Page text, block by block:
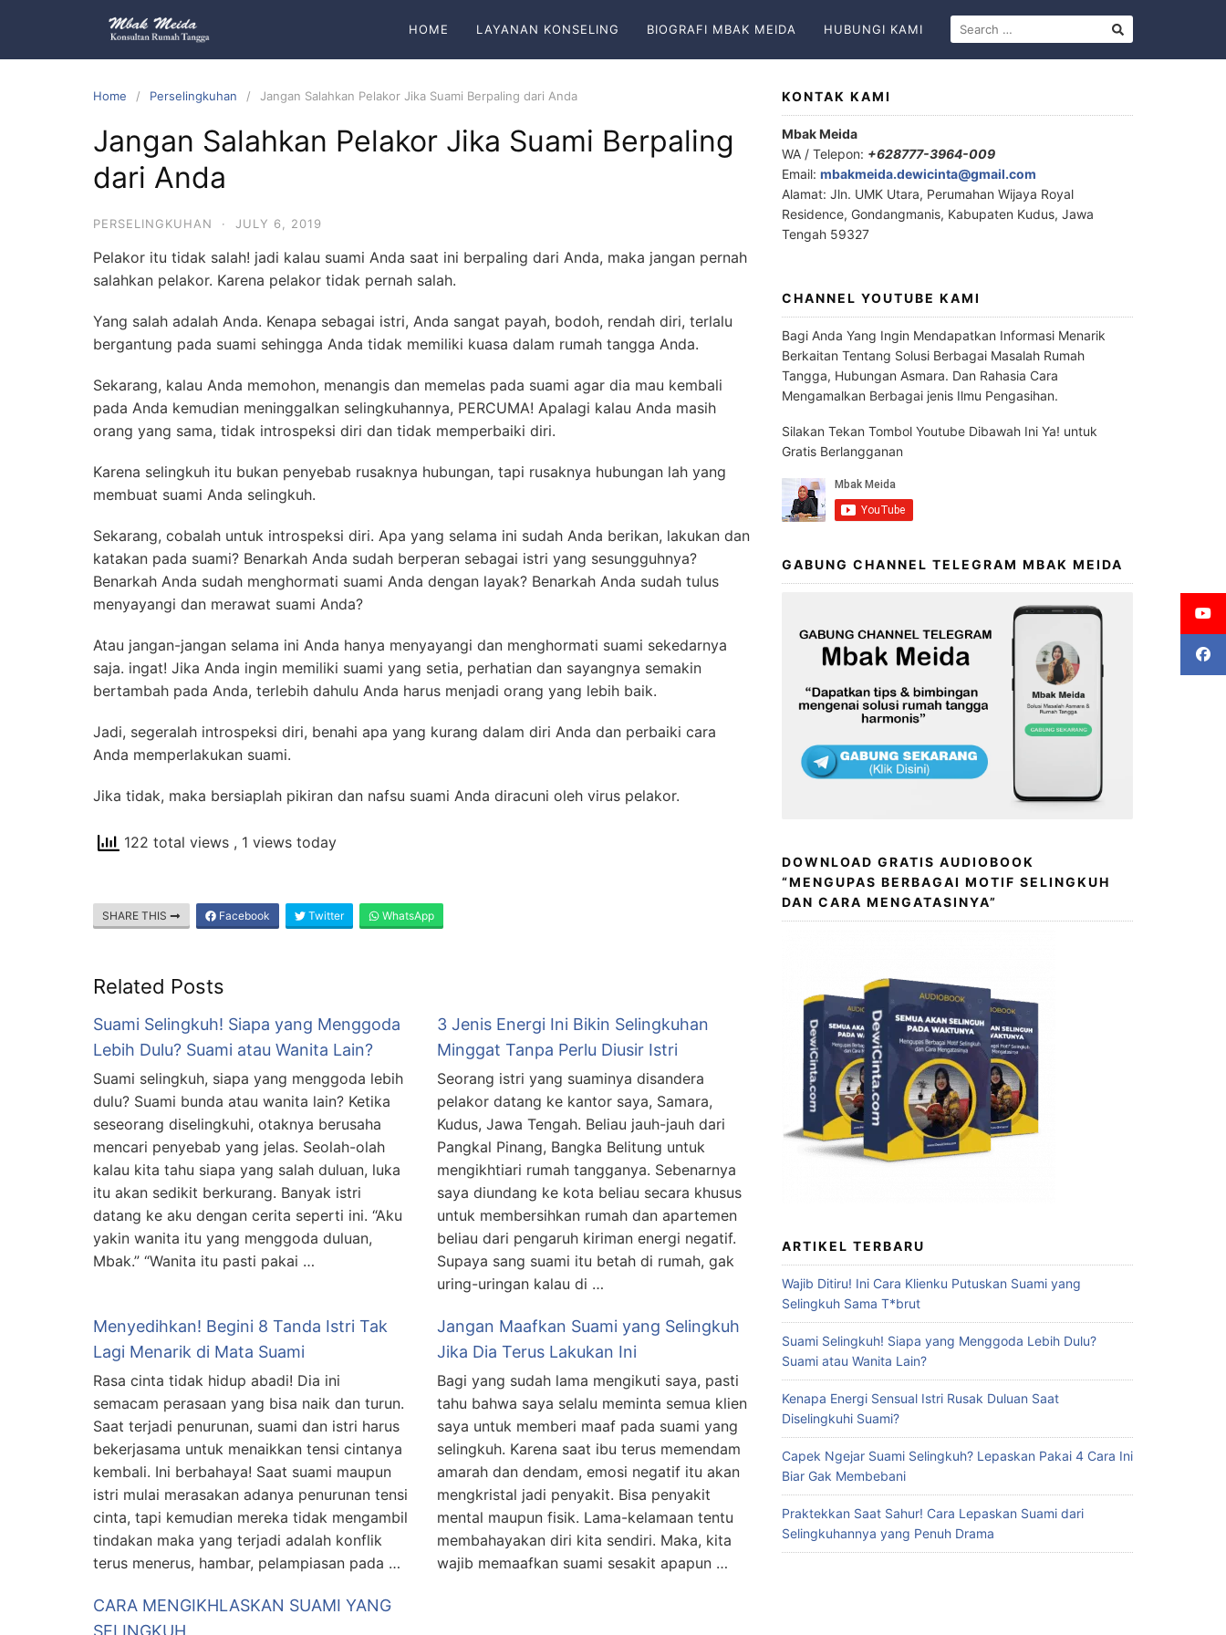
HOME LAYANAN KONSELING BIOGRAFI MBAK MEIDA HUBUNGI KAMI
Home Perselingkuhan Jangan Salahkan Pelakor Jika Suami Berpaling dari Anda
Jangan Salahkan Pelakor Jika Suami Berpaling
dari Anda
PERSELINGKUHAN · JULY 6, 2019
Pelakor itu tidak salah! jadi kalau suami Anda saat ini berpaling dari Anda, maka jangan pernah
salahkan pelakor. Karena pelakor tidak pernah salah.
Yang salah adalah Anda. Kenapa sebagai istri, Anda sangat payah, bodoh, rendah diri, terlalu
bergantung pada suami sehingga Anda tidak memiliki kuasa dalam rumah tangga Anda.
Sekarang, kalau Anda memohon, menangis dan memelas pada suami agar dia mau kembali
pada Anda kemudian meninggalkan selingkuhannya, PERCUMA! Apalagi kalau Anda masih
orang yang sama, tidak introspeksi diri dan tidak memperbaiki diri.
Karena selingkuh itu bukan penyebab rusaknya hubungan, tapi rusaknya hubungan lah yang
membuat suami Anda selingkuh.
Sekarang, cobalah untuk introspeksi diri. Apa yang selama ini sudah Anda berikan, lakukan dan
katakan pada suami? Benarkah Anda sudah berperan sebagai istri yang sesungguhnya?
Benarkah Anda sudah menghormati suami Anda dengan layak? Benarkah Anda sudah tulus
menyayangi dan merawat suami Anda?
Atau jangan-jangan selama ini Anda hanya menyayangi dan menghormati suami sekedarnya
saja. ingat! Jika Anda ingin memiliki suami yang setia, perhatian dan sayangnya semakin
bertambah pada Anda, terlebih dahulu Anda harus menjadi orang yang lebih baik.
Jadi, segeralah introspeksi diri, benahi apa yang kurang dalam diri Anda dan perbaiki cara
Anda memperlakukan suami.
Jika tidak, maka bersiaplah pikiran dan nafsu suami Anda diracuni oleh virus pelakor.
122 total views , 1 views today
SHARE THIS Facebook Twitter WhatsApp
Related Posts
Suami Selingkuh! Siapa yang Menggoda
Lebih Dulu? Suami atau Wanita Lain?
Suami selingkuh, siapa yang menggoda lebih
dulu? Suami bunda atau wanita lain? Ketika
seseorang diselingkuhi, otaknya berusaha
mencari penyebab yang jelas. Seolah-olah
kalau kita tahu siapa yang salah duluan, luka
itu akan sedikit berkurang. Banyak istri
datang ke aku dengan cerita seperti ini. “Aku
yakin wanita itu yang menggoda duluan,
Mbak.” “Wanita itu pasti pakai …
3 Jenis Energi Ini Bikin Selingkuhan
Minggat Tanpa Perlu Diusir Istri
Seorang istri yang suaminya disandera
pelakor datang ke kantor saya, Samara,
Kudus, Jawa Tengah. Beliau jauh-jauh dari
Pangkal Pinang, Bangka Belitung untuk
mengikhtiari rumah tangganya. Sebenarnya
saya diundang ke kota beliau secara khusus
untuk membersihkan rumah dan apartemen
beliau dari pengaruh kiriman energi negatif.
Supaya sang suami itu betah di rumah, gak
uring-uringan kalau di …
Menyedihkan! Begini 8 Tanda Istri Tak
Lagi Menarik di Mata Suami
Rasa cinta tidak hidup abadi! Dia ini
semacam perasaan yang bisa naik dan turun.
Saat terjadi penurunan, suami dan istri harus
bekerjasama untuk menaikkan tensi cintanya
kembali. Ini berbahaya! Saat suami maupun
istri mulai merasakan adanya penurunan tensi
cinta, tapi kemudian mereka tidak mengambil
tindakan maka yang terjadi adalah konflik
terus menerus, hambar, pelampiasan pada …
Jangan Maafkan Suami yang Selingkuh
Jika Dia Terus Lakukan Ini
Bagi yang sudah lama mengikuti saya, pasti
tahu bahwa saya selalu meminta semua klien
saya untuk memberi maaf pada suami yang
selingkuh. Karena saat ibu terus memendam
amarah dan dendam, emosi negatif itu akan
mengkristal jadi penyakit. Bisa penyakit
mental maupun fisik. Lama-kelamaan tentu
membahayakan diri kita sendiri. Maka, kita
wajib memaafkan suami sesakit apapun …
CARA MENGIKHLASKAN SUAMI YANG
SELINGKUH
KONTAK KAMI
Mbak Meida
WA / Telepon: +628777-3964-009
Email: mbakmeida.dewicinta@gmail.com
Alamat: Jln. UMK Utara, Perumahan Wijaya Royal
Residence, Gondangmanis, Kabupaten Kudus, Jawa
Tengah 59327
CHANNEL YOUTUBE KAMI
Bagi Anda Yang Ingin Mendapatkan Informasi Menarik
Berkaitan Tentang Solusi Berbagai Masalah Rumah
Tangga, Hubungan Asmara. Dan Rahasia Cara
Mengamalkan Berbagai jenis Ilmu Pengasihan.
Silakan Tekan Tombol Youtube Dibawah Ini Ya! untuk
Gratis Berlangganan
GABUNG CHANNEL TELEGRAM MBAK MEIDA
DOWNLOAD GRATIS AUDIOBOOK
“MENGUPAS BERBAGAI MOTIF SELINGKUH
DAN CARA MENGATASINYA”
ARTIKEL TERBARU
Wajib Ditiru! Ini Cara Klienku Putuskan Suami yang
Selingkuh Sama T*brut
Suami Selingkuh! Siapa yang Menggoda Lebih Dulu?
Suami atau Wanita Lain?
Kenapa Energi Sensual Istri Rusak Duluan Saat
Diselingkuhi Suami?
Capek Ngejar Suami Selingkuh? Lepaskan Pakai 4 Cara Ini
Biar Gak Membebani
Praktekkan Saat Sahur! Cara Lepaskan Suami dari
Selingkuhannya yang Penuh Drama